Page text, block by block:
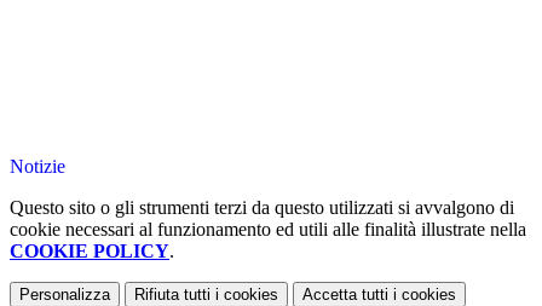
Notizie
Questo sito o gli strumenti terzi da questo utilizzati si avvalgono di
cookie necessari al funzionamento ed utili alle finalità illustrate nella
COOKIE POLICY.
Personalizza Rifiuta tutti i cookies Accetta tutti i cookies